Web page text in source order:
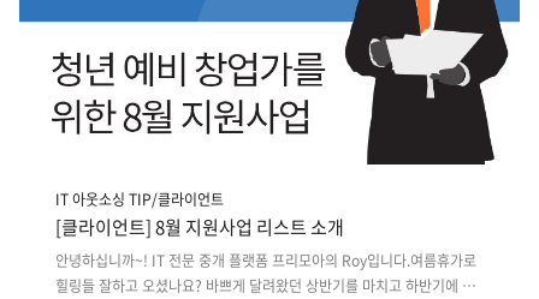
IT 아웃소싱 TIP/클라이언트
[클라이언트] 8월 지원사업 리스트 소개
안녕하십니까~! IT 전문 중개 플랫폼 프리모아의 Roy입니다.여름휴가로
힐링들 잘하고 오셨나요? 바쁘게 달려왔던 상반기를 마치고 하반기에 지